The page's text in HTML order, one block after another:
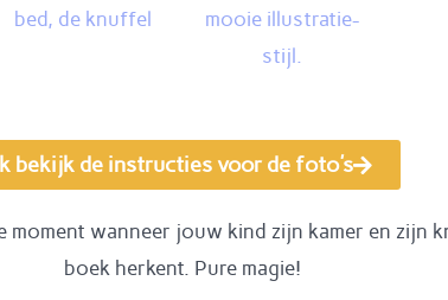
bed, de knuffel
mooie illustratie-
stijl.
bekijk de instructies voor de foto's
moment wanneer jouw kind zijn kamer en zijn
boek herkent. Pure magie!